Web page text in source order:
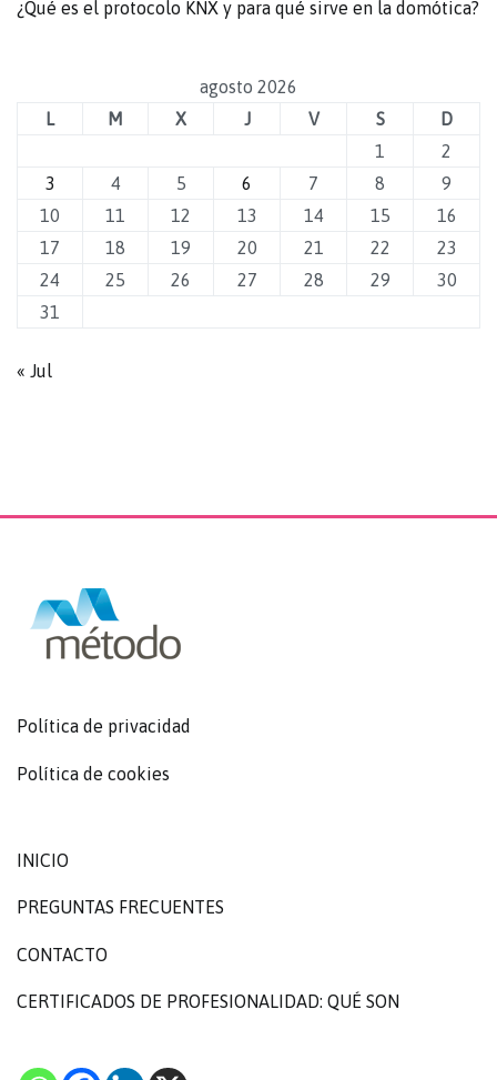
¿Qué es el protocolo KNX y para qué sirve en la domótica?
agosto 2026
L
M X J V S
D
1
2
3
4 5 6 7 8
9
10
11 12 13 14 15
16
17
18 19 20 21 22
23
24
25 26 27 28 29
30
31
« Jul
Política de privacidad
Política de cookies
INICIO
PREGUNTAS FRECUENTES
CONTACTO
CERTIFICADOS DE PROFESIONALIDAD: QUÉ SON